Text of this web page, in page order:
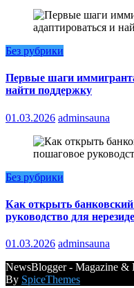
Без рубрики
Первые шаги
найти поддержку
01.03.2026 adminsauna
Без рубрики
Как открыть
руководство для
01.03.2026 adminsauna
NewsBlogger - Magazine &
By SpiceThemes